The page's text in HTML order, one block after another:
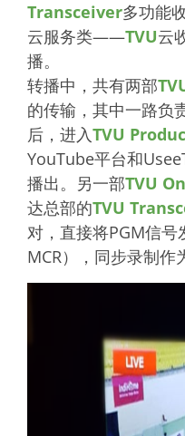
Transceiver多功能
云服务类——TVU云
播。
转播中，共有两部
的传输，其中一路负
后，进入TVU
YouTube平台和
播出。另一部TVU
达总部的TVU
对，直接将PGM信号
MCR），同步录制作